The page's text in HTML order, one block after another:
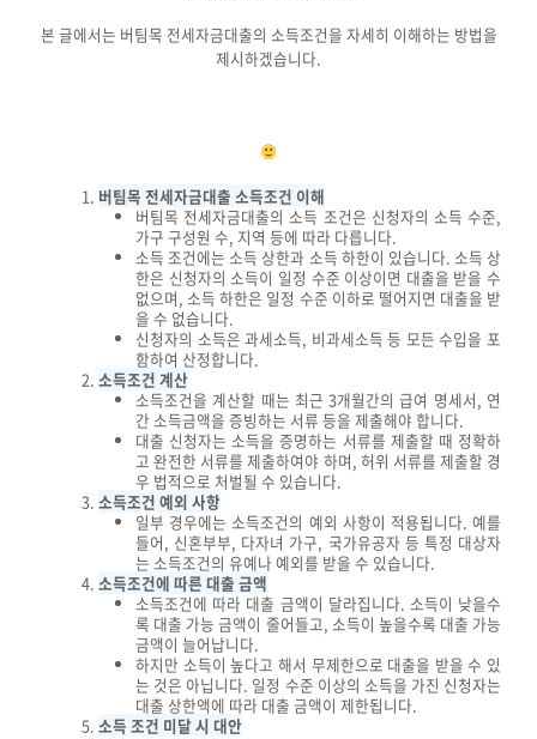
본 글에서는 버팀목 전세자금대출의 소득조건을 자세히 이해하는 방법을
제시하겠습니다.
버팀목 전세자금대출 소득조건 이해
버팀목 전세자금대출의 소득 조건은 신청자의 소득 수준,
가구 구성원 수, 지역 등에 따라 다릅니다.
소득 조건에는 소득 상한과 소득 하한이 있습니다. 소득 상
한은 신청자의 소득이 일정 수준 이상이면 대출을 받을 수
없으며, 소득 하한은 일정 수준 이하로 떨어지면 대출을 받
을 수 없습니다.
신청자의 소득은 과세소득, 비과세소득 등 모든 수입을 포
함하여 산정합니다.
소득조건 계산
소득조건을 계산할 때는 최근 3개월간의 급여 명세서, 연
간 소득금액을 증빙하는 서류 등을 제출해야 합니다.
대출 신청자는 소득을 증명하는 서류를 제출할 때 정확하
고 완전한 서류를 제출하여야 하며, 허위 서류를 제출할 경
우 법적으로 처벌될 수 있습니다.
소득조건 예외 사항
일부 경우에는 소득조건의 예외 사항이 적용됩니다. 예를
들어, 신혼부부, 다자녀 가구, 국가유공자 등 특정 대상자
는 소득조건의 유예나 예외를 받을 수 있습니다.
소득조건에 따른 대출 금액
소득조건에 따라 대출 금액이 달라집니다. 소득이 낮을수
록 대출 가능 금액이 줄어들고, 소득이 높을수록 대출 가능
금액이 늘어납니다.
하지만 소득이 높다고 해서 무제한으로 대출을 받을 수 있
는 것은 아닙니다. 일정 수준 이상의 소득을 가진 신청자는
대출 상한액에 따라 대출 금액이 제한됩니다.
소득 조건 미달 시 대안